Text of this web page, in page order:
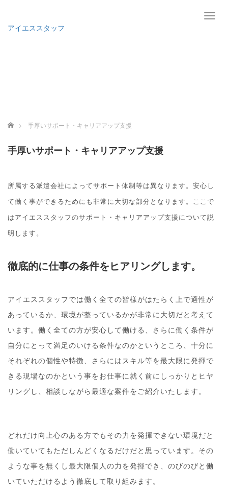
T
アイエススタッフ
ホーム 手厚いサポート・キャリアアップ支援
手厚いサポート・キャリアアップ支援
所属する派遣会社によってサポート体制等は異なります。安心し
て働く事ができるためにも非常に大切な部分となります。ここで
はアイエススタッフのサポート・キャリアアップ支援について説
明します。
徹底的に仕事の条件をヒアリングします。
アイエススタッフでは働く全ての皆様がはたらく上で適性が
あっているか、環境が整っているかが非常に大切だと考えて
います。働く全ての方が安心して働ける、さらに働く条件が
自分にとって満足のいける条件なのかというところ、十分に
それぞれの個性や特徴、さらにはスキル等を最大限に発揮で
きる現場なのかという事をお仕事に就く前にしっかりとヒヤ
リングし、相談しながら最適な案件をご紹介いたします。
どれだけ向上心のある方でもその力を発揮できない環境だと
働いていてもただしんどくなるだけだと思っています。その
ような事を無くし最大限個人の力を発揮でき、のびのびと働
いていただけるよう徹底して取り組みます。